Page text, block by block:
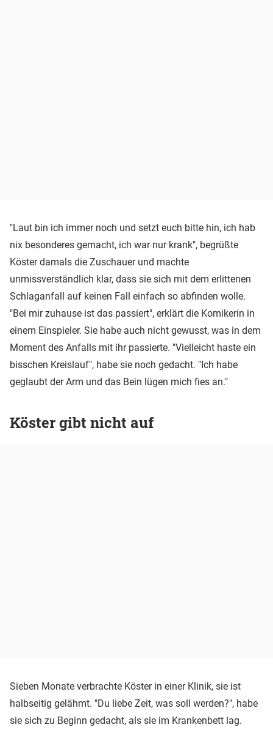
"Laut bin ich immer noch und setzt euch bitte hin, ich hab
nix besonderes gemacht, ich war nur krank", begrüßte
Köster damals die Zuschauer und machte
unmissverständlich klar, dass sie sich mit dem erlittenen
Schlaganfall auf keinen Fall einfach so abfinden wolle.
"Bei mir zuhause ist das passiert", erklärt die Komikerin in
einem Einspieler. Sie habe auch nicht gewusst, was in dem
Moment des Anfalls mit ihr passierte. "Vielleicht haste ein
bisschen Kreislauf", habe sie noch gedacht. "Ich habe
geglaubt der Arm und das Bein lügen mich fies an."
Köster gibt nicht auf
Sieben Monate verbrachte Köster in einer Klinik, sie ist
halbseitig gelähmt. "Du liebe Zeit, was soll werden?", habe
sie sich zu Beginn gedacht, als sie im Krankenbett lag.